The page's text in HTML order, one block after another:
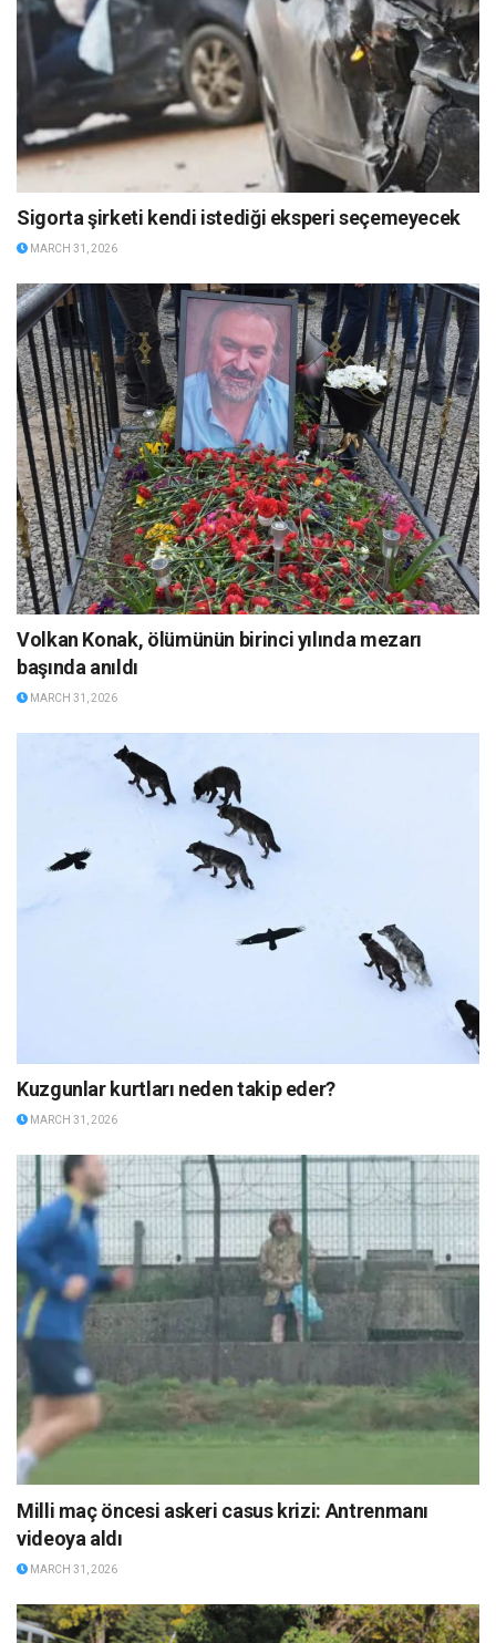
Sigorta şirketi kendi istediği eksperi seçemeyecek
MARCH 31, 2026
Volkan Konak, ölümünün birinci yılında mezarı
başında anıldı
MARCH 31, 2026
Kuzgunlar kurtları neden takip eder?
MARCH 31, 2026
Milli maç öncesi askeri casus krizi: Antrenmanı
videoya aldı
MARCH 31, 2026